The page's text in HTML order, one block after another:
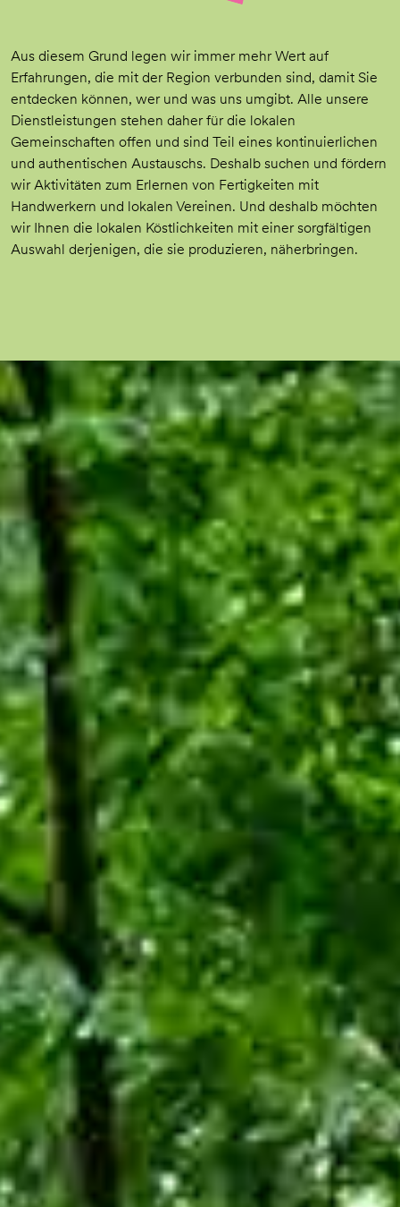
Aus diesem Grund legen wir immer mehr Wert auf
Erfahrungen, die mit der Region verbunden sind, damit Sie
entdecken können, wer und was uns umgibt. Alle unsere
Dienstleistungen stehen daher für die lokalen
Gemeinschaften offen und sind Teil eines kontinuierlichen
und authentischen Austauschs. Deshalb suchen und fördern
wir Aktivitäten zum Erlernen von Fertigkeiten mit
Handwerkern und lokalen Vereinen. Und deshalb möchten
wir Ihnen die lokalen Köstlichkeiten mit einer sorgfältigen
Auswahl derjenigen, die sie produzieren, näherbringen.